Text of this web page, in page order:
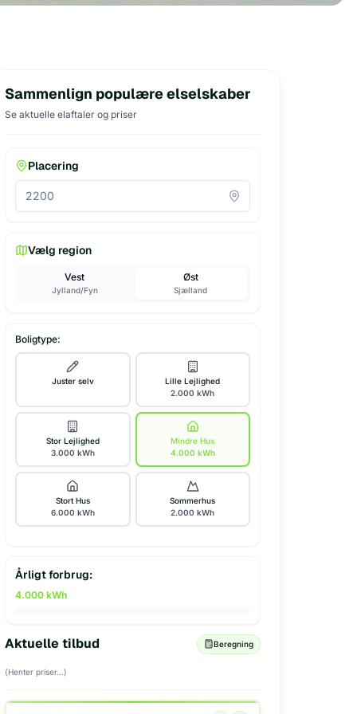
Sammenlign populære elselskaber
Se aktuelle elaftaler og priser
Placering
Vælg region
Vest
Jylland/Fyn
Øst
Sjælland
Boligtype:
Juster selv
Lille Lejlighed
2.000 kWh
Stor Lejlighed
3.000 kWh
Mindre Hus
4.000 kWh
Stort Hus
6.000 kWh
Sommerhus
2.000 kWh
Årligt forbrug:
4.000 kWh
Aktuelle tilbud Beregning
(Henter priser...)